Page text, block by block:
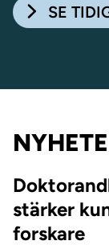
SE
stärker
forskare